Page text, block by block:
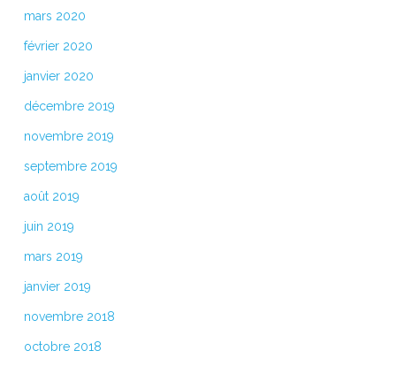
mars 2020
février 2020
janvier 2020
décembre 2019
novembre 2019
septembre 2019
août 2019
juin 2019
mars 2019
janvier 2019
novembre 2018
octobre 2018